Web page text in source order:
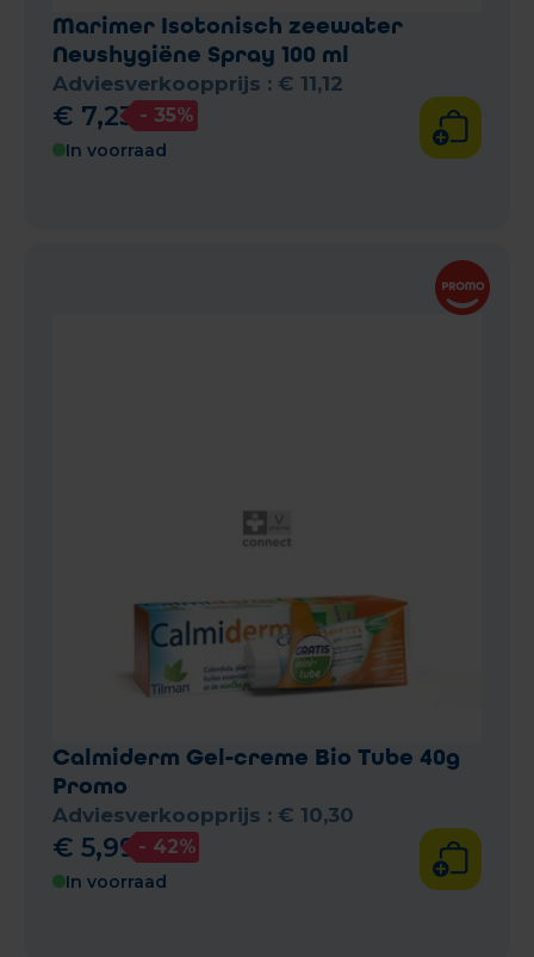
Marimer Isotonisch zeewater
Neushygiëne Spray 100 ml
Adviesverkoopprijs : € 11,12
€ 7,23 - 35%
In voorraad
Calmiderm Gel-creme Bio Tube 40g
Promo
Adviesverkoopprijs : € 10,30
€ 5,99 - 42%
In voorraad